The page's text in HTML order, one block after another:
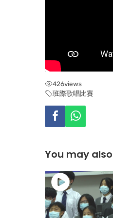
426views
班際歌唱比賽
You may